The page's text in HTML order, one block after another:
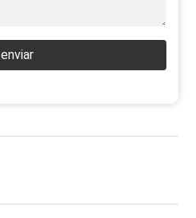
enviar